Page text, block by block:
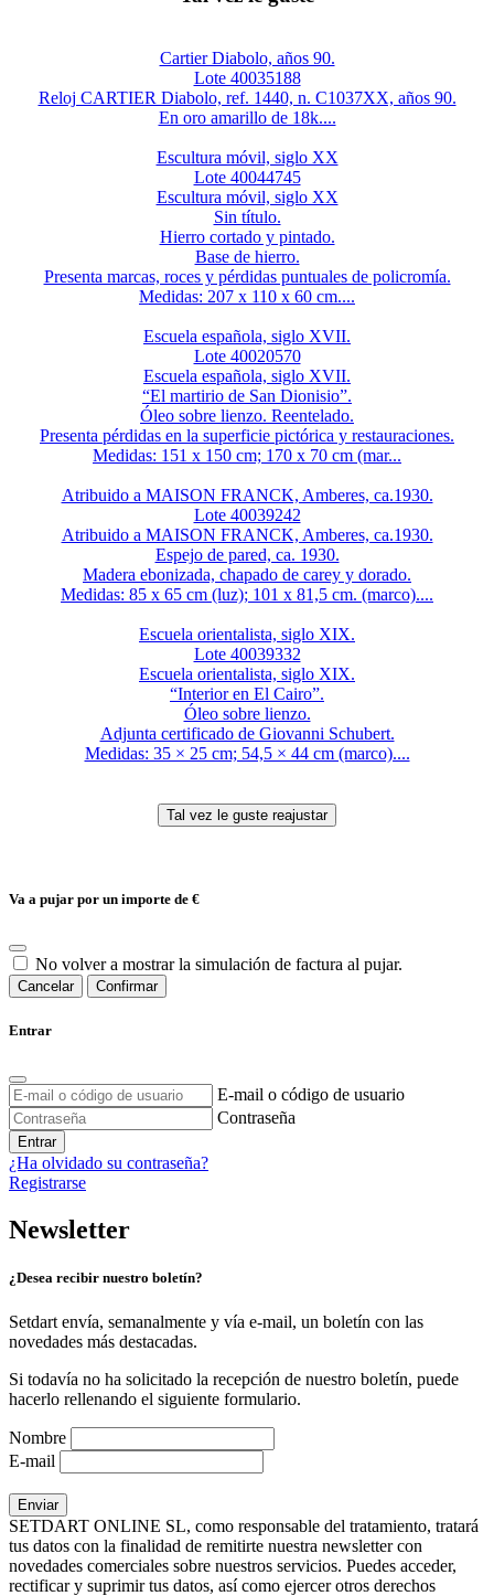
Cartier Diabolo, años 90.
Lote 40035188
Reloj CARTIER Diabolo, ref. 1440, n. C1037XX, años 90.
En oro amarillo de 18k....
Escultura móvil, siglo XX
Lote 40044745
Escultura móvil, siglo XX
Sin título.
Hierro cortado y pintado.
Base de hierro.
Presenta marcas, roces y pérdidas puntuales de policromía.
Medidas: 207 x 110 x 60 cm....
Escuela española, siglo XVII.
Lote 40020570
Escuela española, siglo XVII.
“El martirio de San Dionisio”.
Óleo sobre lienzo. Reentelado.
Presenta pérdidas en la superficie pictórica y restauraciones.
Medidas: 151 x 150 cm; 170 x 70 cm (mar...
Atribuido a MAISON FRANCK, Amberes, ca.1930.
Lote 40039242
Atribuido a MAISON FRANCK, Amberes, ca.1930.
Espejo de pared, ca. 1930.
Madera ebonizada, chapado de carey y dorado.
Medidas: 85 x 65 cm (luz); 101 x 81,5 cm. (marco)....
Escuela orientalista, siglo XIX.
Lote 40039332
Escuela orientalista, siglo XIX.
“Interior en El Cairo”.
Óleo sobre lienzo.
Adjunta certificado de Giovanni Schubert.
Medidas: 35 × 25 cm; 54,5 × 44 cm (marco)....
Va a pujar por un importe de €
No volver a mostrar la simulación de factura al pujar.
Cancelar Confirmar
Entrar
E-mail o código de usuario
Contraseña
Entrar
¿Ha olvidado su contraseña?
Registrarse
Newsletter
¿Desea recibir nuestro boletín?
Setdart envía, semanalmente y vía e-mail, un boletín con las
novedades más destacadas.
Si todavía no ha solicitado la recepción de nuestro boletín, puede
hacerlo rellenando el siguiente formulario.
Nombre
E-mail
SETDART ONLINE SL, como responsable del tratamiento, tratará
tus datos con la finalidad de remitirte nuestra newsletter con
novedades comerciales sobre nuestros servicios. Puedes acceder,
rectificar y suprimir tus datos, así como ejercer otros derechos